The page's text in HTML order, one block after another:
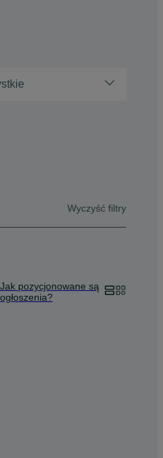
Wyczyść filtry
Jak pozycjonowane są
ogłoszenia?